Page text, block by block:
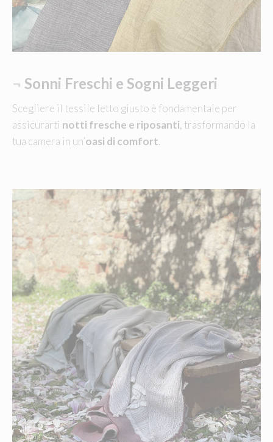
¬ Sonni Freschi e Sogni Leggeri
Scegliere il tessile letto giusto è fondamentale per
assicurarti notti fresche e riposanti, trasformando la
tua camera in un’oasi di comfort.